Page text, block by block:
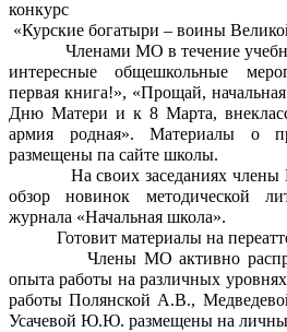
конкурс
«Курские богатыри – воины
Членами МО в течение
интересные общешкольные
первая книга!», «Прощай,
Дню Матери и к 8 Марта,
армия родная». Материалы о
размещены па сайте школы.
На своих заседаниях члены
обзор новинок методической
журнала «Начальная школа».
Готовит материалы на
Члены МО активно
опыта работы на различных
работы Полянской А.В.,
Усачевой Ю.Ю. размещены на